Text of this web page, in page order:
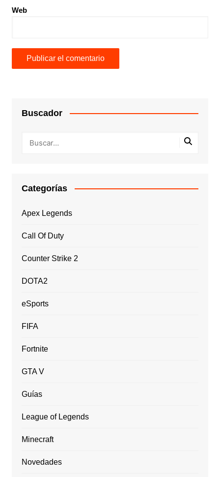
Web
Buscador
Categorías
Apex Legends
Call Of Duty
Counter Strike 2
DOTA2
eSports
FIFA
Fortnite
GTA V
Guías
League of Legends
Minecraft
Novedades